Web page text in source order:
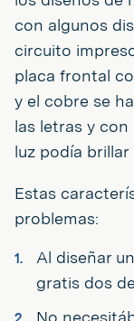
con algunos
circuito
placa frontal
y el cobre se
las letras y con
luz podía
Estas
problemas:
Al diseñar
gratis dos
No